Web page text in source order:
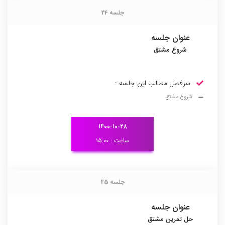
جلسه 24جلسه 24
عنوان جلسه
شروع مشتق
سرفصل مطالب این جلسه :
شروع مشتق
۱۴۰۰-۱۰-۲۸
ساعت : ۱۵:۰۰
جلسه 25جلسه 25
عنوان جلسه
حل تمرین مشتق